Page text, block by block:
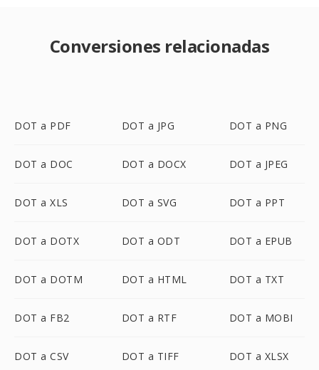
Conversiones relacionadas
DOT a PDF DOT a JPG DOT a PNG
DOT a DOC DOT a DOCX DOT a JPEG
DOT a XLS DOT a SVG DOT a PPT
DOT a DOTX DOT a ODT DOT a EPUB
DOT a DOTM DOT a HTML DOT a TXT
DOT a FB2 DOT a RTF DOT a MOBI
DOT a CSV DOT a TIFF DOT a XLSX